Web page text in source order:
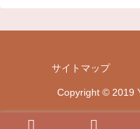
サイトマップ
Copyright © 2019